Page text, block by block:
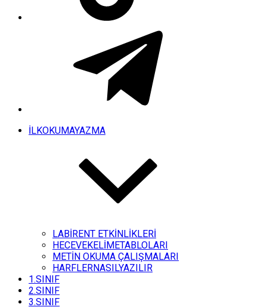
İLKOKUMAYAZMA
LABİRENT ETKİNLİKLERİ
HECEVEKELİMETABLOLARI
METİN OKUMA ÇALIŞMALARI
HARFLERNASILYAZILIR
1.SINIF
2.SINIF
3.SINIF